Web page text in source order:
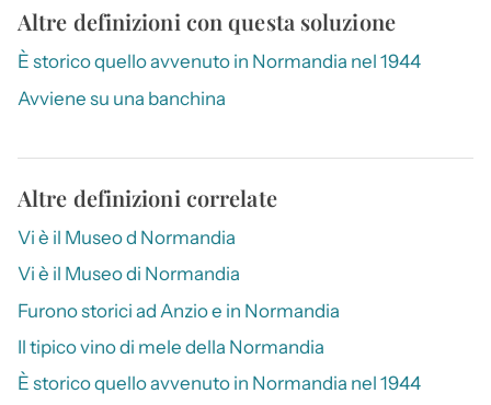
Altre definizioni con questa soluzione
È storico quello avvenuto in Normandia nel 1944
Avviene su una banchina
Altre definizioni correlate
Vi è il Museo d Normandia
Vi è il Museo di Normandia
Furono storici ad Anzio e in Normandia
Il tipico vino di mele della Normandia
È storico quello avvenuto in Normandia nel 1944